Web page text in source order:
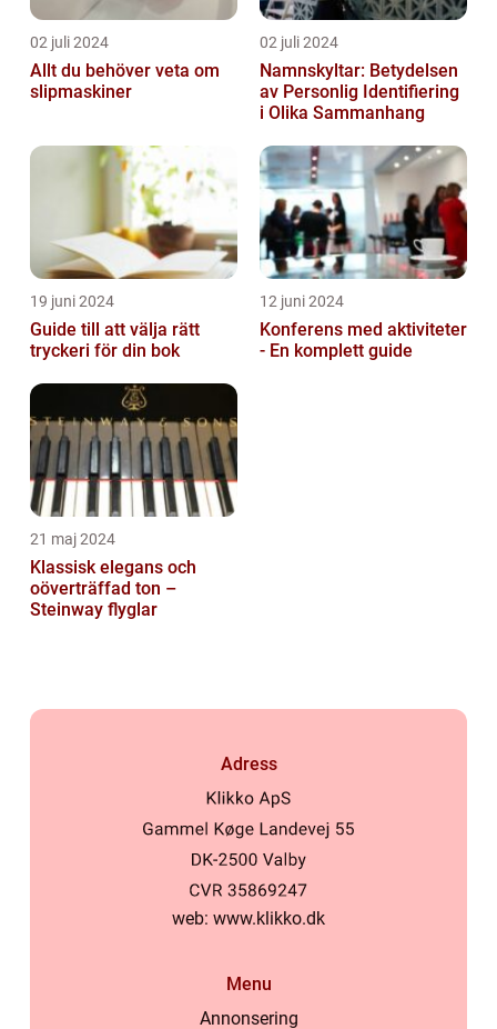
02 juli 2024
Allt du behöver veta om
slipmaskiner
02 juli 2024
Namnskyltar: Betydelsen
av Personlig Identifiering
i Olika Sammanhang
19 juni 2024
Guide till att välja rätt
tryckeri för din bok
12 juni 2024
Konferens med aktiviteter
- En komplett guide
21 maj 2024
Klassisk elegans och
oöverträffad ton –
Steinway flyglar
Adress
web: www.klikko.dk
Menu
Annonsering